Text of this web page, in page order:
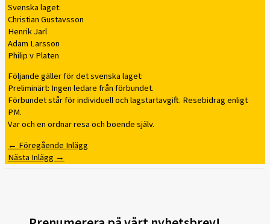
Svenska laget:
Christian Gustavsson
Henrik Jarl
Adam Larsson
Philip v Platen
Följande gäller för det svenska laget:
Preliminärt: Ingen ledare från förbundet.
Förbundet står för individuell och lagstartavgift. Resebidrag enligt
PM.
Var och en ordnar resa och boende själv.
← Föregående Inlägg
Nästa Inlägg →